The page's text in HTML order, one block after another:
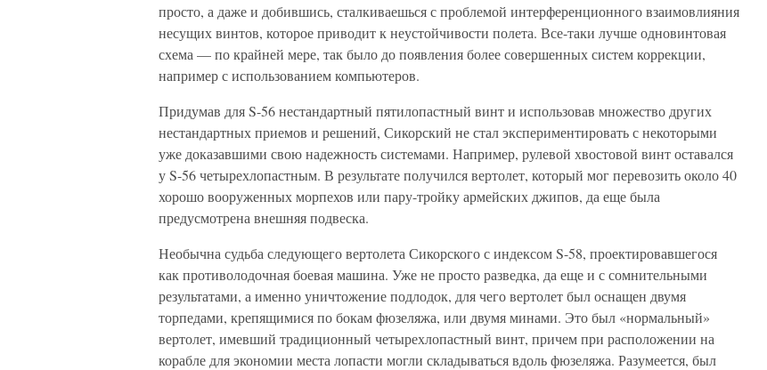
просто, а даже и добившись, сталкиваешься с проблемой интерференционного взаимовлияния
несущих винтов, которое приводит к неустойчивости полета. Все-таки лучше одновинтовая
схема — по крайней мере, так было до появления более совершенных систем коррекции,
например с использованием компьютеров.
Придумав для S-56 нестандартный пятилопастный винт и использовав множество других
нестандартных приемов и решений, Сикорский не стал экспериментировать с некоторыми
уже доказавшими свою надежность системами. Например, рулевой хвостовой винт оставался
у S-56 четырехлопастным. В результате получился вертолет, который мог перевозить около 40
хорошо вооруженных морпехов или пару-тройку армейских джипов, да еще была
предусмотрена внешняя подвеска.
Необычна судьба следующего вертолета Сикорского с индексом S-58, проектировавшегося
как противолодочная боевая машина. Уже не просто разведка, да еще и с сомнительными
результатами, а именно уничтожение подлодок, для чего вертолет был оснащен двумя
торпедами, крепящимися по бокам фюзеляжа, или двумя минами. Это был «нормальный»
вертолет, имевший традиционный четырехлопастный винт, причем при расположении на
корабле для экономии места лопасти могли складываться вдоль фюзеляжа. Разумеется, был